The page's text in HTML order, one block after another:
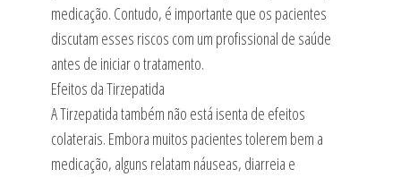
medicação. Contudo, é importante que os pacientes
discutam esses riscos com um profissional de saúde
antes de iniciar o tratamento.
Efeitos da Tirzepatida
A Tirzepatida também não está isenta de efeitos
colaterais. Embora muitos pacientes tolerem bem a
medicação, alguns relatam náuseas, diarreia e